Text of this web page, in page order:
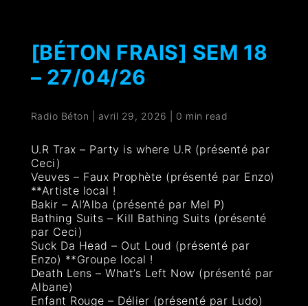
[BÉTON FRAIS] SEM 18
– 27/04/26
Radio Béton avril 29, 2026 0 min read
U.R Trax – Party is where U.R (présenté par
Ceci)
Veuves – Faux Prophète (présenté par Enzo)
**Artiste local !
Bakir – Al’Alba (présenté par Mel P)
Bathing Suits – Kill Bathing Suits (présenté
par Ceci)
Suck Da Head – Out Loud (présenté par
Enzo) **Groupe local !
Death Lens – What’s Left Now (présenté par
Albane)
Enfant Rouge – Délier (présenté par Ludo)